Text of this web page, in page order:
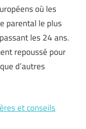
où les
parental le plus
les 24 ans.
repoussé pour
d’autres
et conseils